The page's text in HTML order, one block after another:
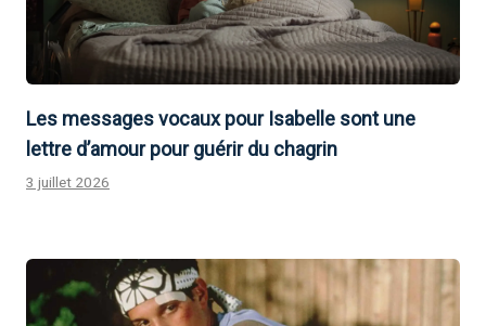
Les messages vocaux pour Isabelle sont une
lettre d’amour pour guérir du chagrin
3 juillet 2026